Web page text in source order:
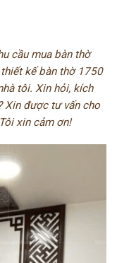
cầu mua bàn thờ
kế bàn thờ 1750
tôi. Xin hỏi, kích
Xin được tư vấn cho
xin cảm ơn!